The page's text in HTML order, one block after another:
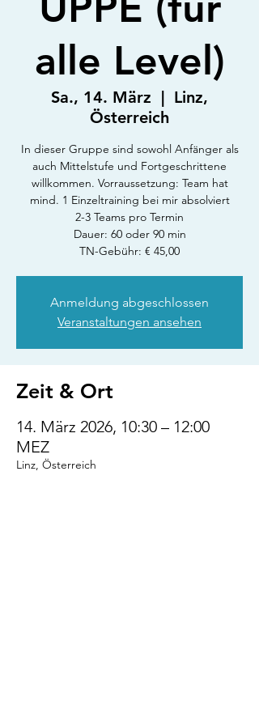
alle Level)
Sa., 14. März
  |
Linz,
Österreich
In dieser Gruppe sind sowohl Anfänger als
auch Mittelstufe und Fortgeschrittene
willkommen. Vorraussetzung: Team hat
mind. 1 Einzeltraining bei mir absolviert
2-3 Teams pro Termin
Dauer: 60 oder 90 min
TN-Gebühr: € 45,00
Anmeldung abgeschlossen
Veranstaltungen ansehen
Zeit & Ort
14. März 2026, 10:30 – 12:00
MEZ
Linz, Österreich